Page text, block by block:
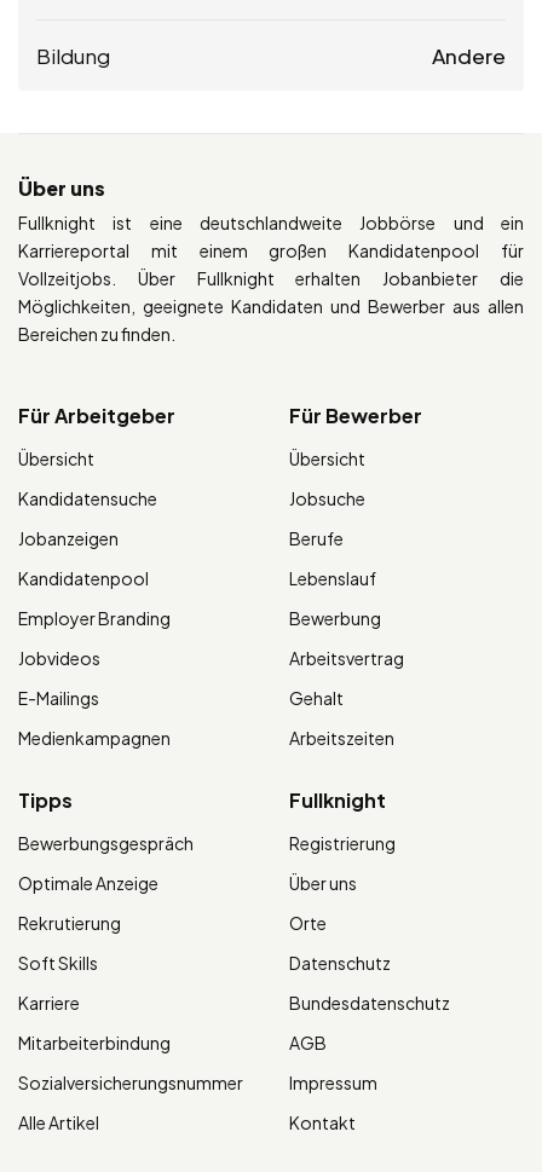
Bildung Andere
Über uns
Fullknight ist eine deutschlandweite Jobbörse und ein
Karriereportal mit einem großen Kandidatenpool für
Vollzeitjobs. Über Fullknight erhalten Jobanbieter die
Möglichkeiten, geeignete Kandidaten und Bewerber aus allen
Bereichen zu finden.
Für Arbeitgeber
Übersicht
Kandidatensuche
Jobanzeigen
Kandidatenpool
Employer Branding
Jobvideos
E-Mailings
Medienkampagnen
Für Bewerber
Übersicht
Jobsuche
Berufe
Lebenslauf
Bewerbung
Arbeitsvertrag
Gehalt
Arbeitszeiten
Tipps
Bewerbungsgespräch
Optimale Anzeige
Rekrutierung
Soft Skills
Karriere
Mitarbeiterbindung
Sozialversicherungsnummer
Alle Artikel
Fullknight
Registrierung
Über uns
Orte
Datenschutz
Bundesdatenschutz
AGB
Impressum
Kontakt